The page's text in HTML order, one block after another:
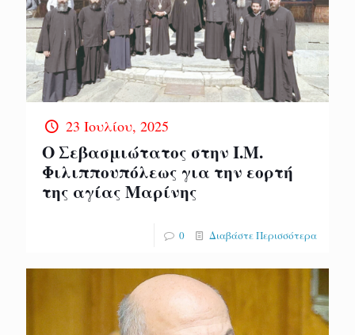
23 Ιουλίου, 2025
Ο Σεβασμιώτατος στην Ι.Μ.
Φιλιππουπόλεως για την εορτή
της αγίας Μαρίνης
0 Διαβάστε Περισσότερα